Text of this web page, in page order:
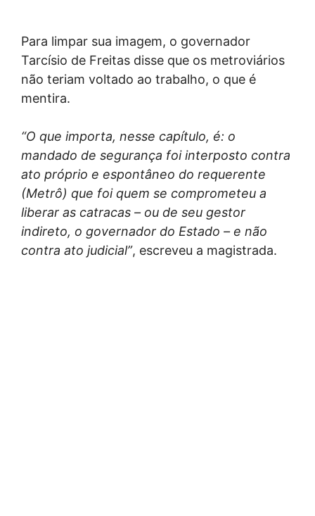
Para limpar sua imagem, o governador
Tarcísio de Freitas disse que os metroviários
não teriam voltado ao trabalho, o que é
mentira.
“O que importa, nesse capítulo, é: o
mandado de segurança foi interposto contra
ato próprio e espontâneo do requerente
(Metrô) que foi quem se comprometeu a
liberar as catracas – ou de seu gestor
indireto, o governador do Estado – e não
contra ato judicial”, escreveu a magistrada.